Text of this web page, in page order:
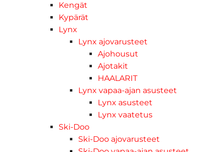
Kengät
Kypärät
Lynx
Lynx ajovarusteet
Ajohousut
Ajotakit
HAALARIT
Lynx vapaa-ajan asusteet
Lynx asusteet
Lynx vaatetus
Ski-Doo
Ski-Doo ajovarusteet